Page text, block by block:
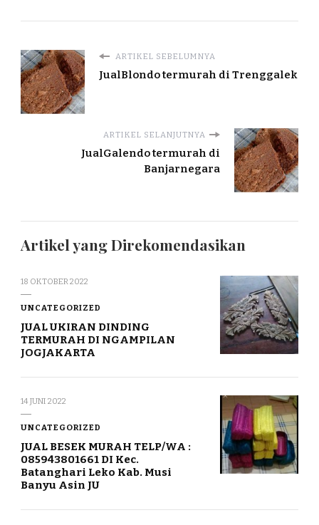
ARTIKEL SEBELUMNYA
JualBlondo termurah di Trenggalek
ARTIKEL SELANJUTNYA
JualGalendo termurah di
Banjarnegara
Artikel yang Direkomendasikan
18 OKTOBER 2022
UNCATEGORIZED
JUAL UKIRAN DINDING
TERMURAH DI NGAMPILAN
JOGJAKARTA
14 JUNI 2022
UNCATEGORIZED
JUAL BESEK MURAH TELP/WA :
085943801661 DI Kec.
Batanghari Leko Kab. Musi
Banyu Asin JU